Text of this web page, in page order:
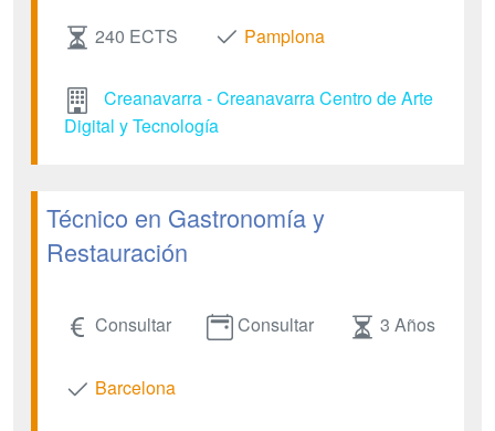
240 ECTS Pamplona
Creanavarra - Creanavarra Centro de Arte
Digital y Tecnología
Técnico en Gastronomía y
Restauración
Consultar Consultar 3 Años
Barcelona